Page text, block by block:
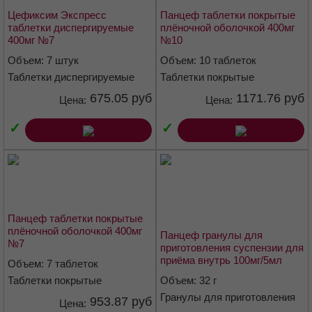
Таблетки розовато-жёлтого цвета с вкраплениями белого и
красного цвета, овальные, двояковыпуклые, с риской с одной
стороны, с характерным запахом клубники.
Фармакотерапевтическая группа
Антибиотик-цефалоспорин
Код АТХ
J01DD08
Цефиксим - полусинтетический антибиотик широкого спектра
действия, из группы цефалоспоринов III поколения для приема
внутрь. Оказывает бактерицидное действие. Механизм действия
связан с угнетением синтеза клеточной стенки бактерий.
Цефиксим устойчив к действию Р-лактамаз, продуцируемых
многими грамположительными и грамотрицательными
Цефиксим Экспресс
таблетки диспергируемые
400мг №7
Объем: 7 штук
Таблетки диспергируемые
Цена: 675.05 руб
✓
Панцеф таблетки покрытые
плёночной оболочкой 400мг
№10
Объем: 10 таблеток
Таблетки покрытые
Цена: 1171.76 руб
✓
Панцеф таблетки покрытые
плёночной оболочкой 400мг
№7
Объем: 7 таблеток
Таблетки покрытые
Цена: 953.87 руб
Панцеф гранулы для
приготовления суспензии для
приёма внутрь 100мг/5мл
Объем: 32 г
Гранулы для приготовления